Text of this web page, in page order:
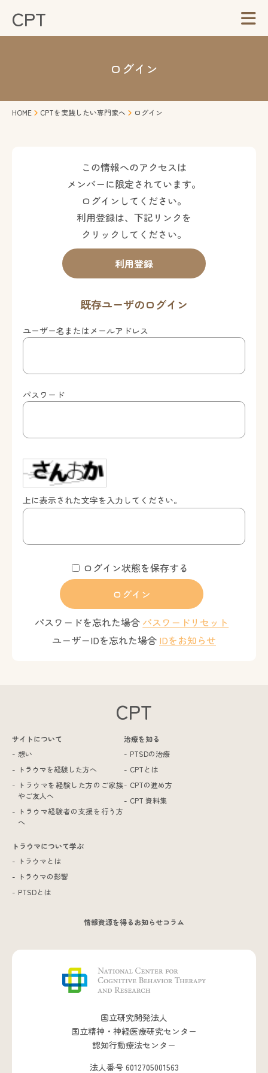
CPT
ログイン
HOME CPTを実践したい専門家へ ログイン
この情報へのアクセスは
メンバーに限定されています。
ログインしてください。
利用登録は、下記リンクを
クリックしてください。
利用登録
既存ユーザのログイン
ユーザー名またはメールアドレス
パスワード
上に表示された文字を入力してください。
ログイン状態を保存する
パスワードを忘れた場合 パスワードリセット
ユーザーIDを忘れた場合 IDをお知らせ
CPT
サイトについて
想い
トラウマを経験した方へ
トラウマを経験した方のご家族
やご友人へ
トラウマ経験者の支援を行う方
へ
トラウマについて学ぶ
トラウマとは
トラウマの影響
PTSDとは
治療を知る
PTSDの治療
CPTとは
CPTの進め方
CPT 資料集
情報資源を得るお知らせコラム
国立研究開発法人
国立精神・神経医療研究センター
認知行動療法センター
法人番号 6012705001563